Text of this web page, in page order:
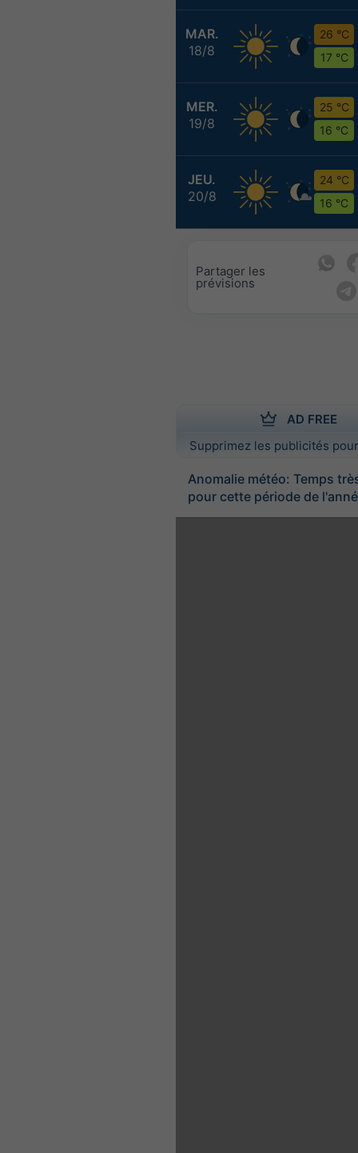
MAR.
18/8
26 °C
17 °C
MER.
19/8
25 °C
16 °C
JEU.
20/8
24 °C
16 °C
Partager les
prévisions
AD FREE
Supprimez les publicités
Anomalie météo: Temps
pour cette période de